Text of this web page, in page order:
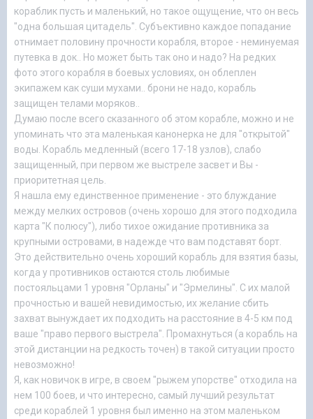
кораблик пусть и маленький, но такое ощущение, что он весь
"одна большая цитадель". Субъективно каждое попадание
отнимает половину прочности корабля, второе - неминуемая
путевка в док.. Но может быть так оно и надо? На редких
фото этого корабля в боевых условиях, он облеплен
экипажем как суши мухами.. брони не надо, корабль
защищен телами моряков..
Думаю после всего сказанного об этом корабле, можно и не
упоминать что эта маленькая канонерка не для "открытой"
воды. Корабль медленный (всего 17-18 узлов), слабо
защищенный, при первом же выстреле засвет и Вы -
приоритетная цель.
Я нашла ему единственное применение - это блуждание
между мелких островов (очень хорошо для этого подходила
карта "К полюсу"), либо тихое ожидание противника за
крупными островами, в надежде что вам подставят борт.
Это действительно очень хороший корабль для взятия базы,
когда у противников остаются столь любимые
постояльцами 1 уровня "Орланы" и "Эрмелины". С их малой
прочностью и вашей невидимостью, их желание сбить
захват вынуждает их подходить на расстояние в 4-5 км под
ваше "право первого выстрела". Промахнуться (а корабль на
этой дистанции на редкость точен) в такой ситуации просто
невозможно!
Я, как новичок в игре, в своем "рыжем упорстве" отходила на
нем 100 боев, и что интересно, самый лучший результат
среди кораблей 1 уровня был именно на этом маленьком